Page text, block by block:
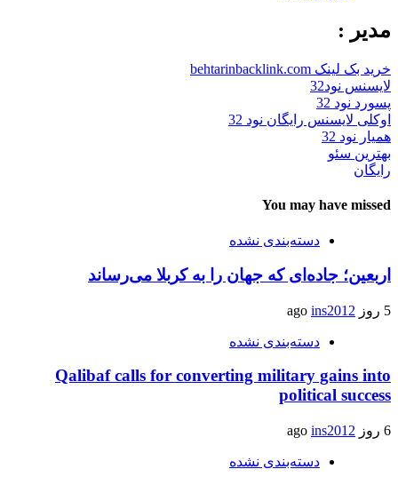
مدیر :
خرید بک لینک behtarinbacklink.com
لایسنس نود32
پسورد نود 32
اوکلی لایسنس رایگان نود 32
همیار نود 32
بهترین سئو
رایگان
You may have missed
دسته‌بندی نشده
اربعین؛ جاده‌ای که جهان را به کربلا می‌رساند
5 روز ago ins2012
دسته‌بندی نشده
Qalibaf calls for converting military gains into
political success
6 روز ago ins2012
دسته‌بندی نشده